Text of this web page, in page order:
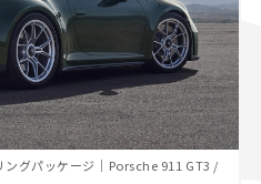
グパッケージ｜Porsche 911 GT3 /